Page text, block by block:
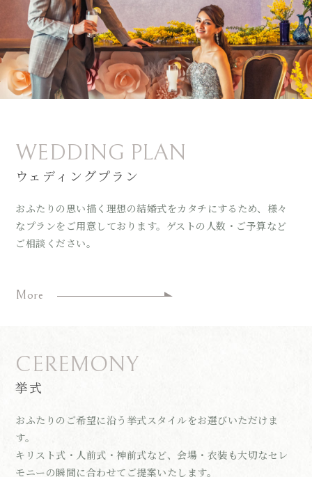
WEDDING PLAN
ウェディングプラン
おふたりの思い描く理想の結婚式をカタチにするため、様々
なプランをご用意しております。ゲストの人数・ご予算など
ご相談ください。
More
CEREMONY
挙式
おふたりのご希望に沿う挙式スタイルをお選びいただけま
す。
キリスト式・人前式・神前式など、会場・衣装も大切なセレ
モニーの瞬間に合わせてご提案いたします。